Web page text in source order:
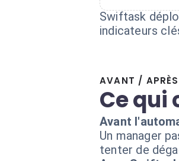
Swiftask
indicateurs
AVANT / APRÈS
Ce qui
Avant
Un manager
tenter de